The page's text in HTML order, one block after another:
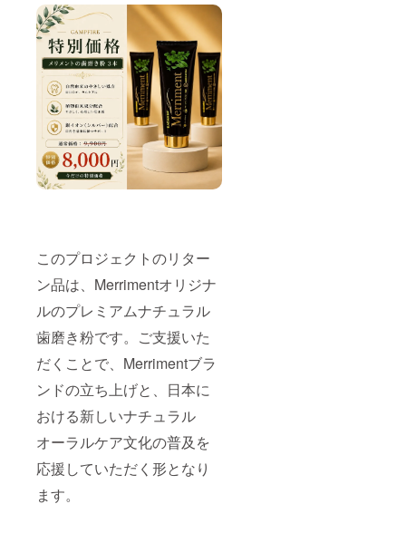
このプロジェクトのリター
ン品は、Merrimentオリジナ
ルのプレミアムナチュラル
歯磨き粉です。ご支援いた
だくことで、Merrimentブラ
ンドの立ち上げと、日本に
おける新しいナチュラル
オーラルケア文化の普及を
応援していただく形となり
ます。